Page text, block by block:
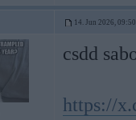
14. Jun 2026, 09:50
csdd
https://